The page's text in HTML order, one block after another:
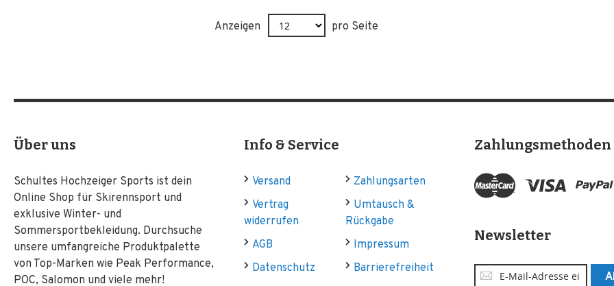
Anzeigen pro Seite
Über uns
Schultes Hochzeiger Sports ist dein
Online Shop für Skirennsport und
exklusive Winter- und
Sommersportbekleidung. Durchsuche
unsere umfangreiche Produktpalette
von Top-Marken wie Peak Performance,
POC, Salomon und viele mehr!
Info & Service
Versand
Zahlungsarten
Vertrag
widerrufen
Umtausch &
Rückgabe
AGB
Impressum
Datenschutz
Barrierefreiheit
Zahlungsmethoden
Newsletter
Anmeldung